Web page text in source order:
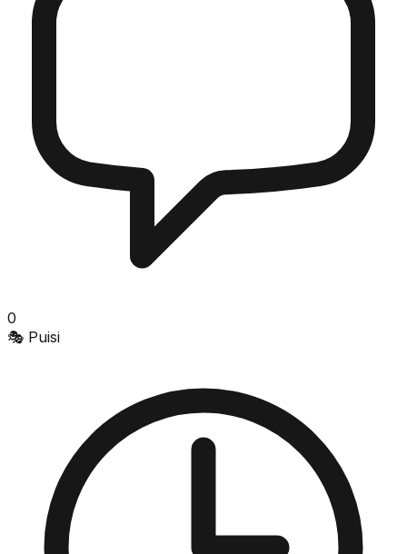
0
🎭 Puisi